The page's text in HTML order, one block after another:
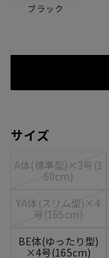
ブラック
サイズ
A体(標準型)×3号(1
60cm)
YA体(スリム型)×4
号(165cm)
BE体(ゆったり型)
×4号(165cm)